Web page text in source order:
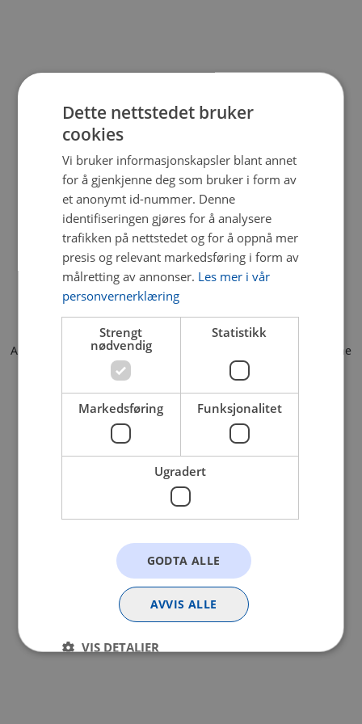
Application error: a client-side exception has occurred (see the
browser console for more information).
Dette nettstedet bruker
cookies
Vi bruker informasjonskapsler blant annet
for å gjenkjenne deg som bruker i form av
et anonymt id-nummer. Denne
identifiseringen gjøres for å analysere
trafikken på nettstedet og for å oppnå mer
presis og relevant markedsføring i form av
målretting av annonser. Les mer i vår
personvernerklæring
Strengt
nødvendig
Statistikk
Markedsføring Funksjonalitet
Ugradert
GODTA ALLE
AVVIS ALLE
VIS DETALJER